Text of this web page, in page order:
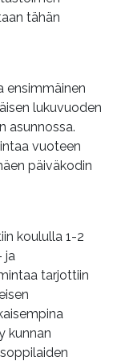
tähän
ensimmäinen
lukuvuoden
asunnossa.
vuoteen
päiväkodin
koululla 1-2
ja
tarjottiin
kunnan